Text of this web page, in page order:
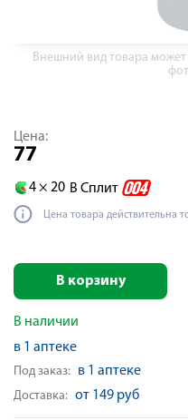
Внешний вид товара может
Цена:
77
4 × 20 В Сплит
Цена товара действительна
В корзину
В наличии
в 1 аптеке
Под заказ: в 1 аптеке
Доставка: от 149 руб